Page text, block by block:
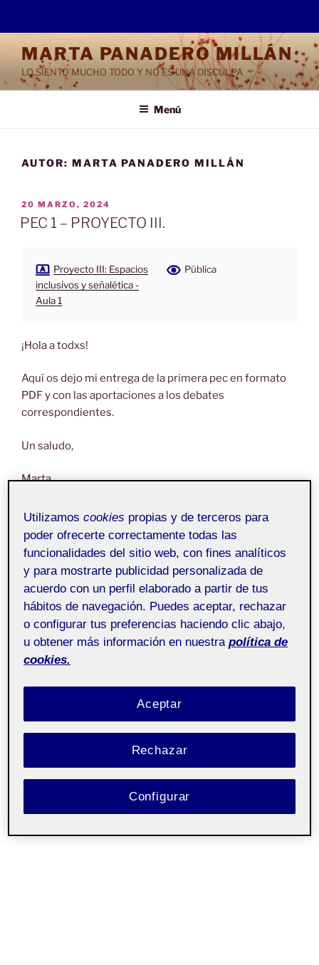
contenido
MARTA PANADERO MILLÁN
LO SIENTO MUCHO TODO Y NO ES UNA DISCULPA
Menú
AUTOR: MARTA PANADERO MILLÁN
PUBLICADO
EL
20 MARZO, 2024
PEC 1 – PROYECTO III.
Proyecto III: Espacios
inclusivos y señalética -
Aula 1
Pública
¡Hola a todxs!
Aquí os dejo mi entrega de la primera pec en formato
PDF y con las aportaciones a los debates
correspondientes.
Un saludo,
Marta
Utilizamoscookies propias y de terceros para
poder ofrecerte correctamente todas las
funcionalidades del sitio web, con fines analíticos
y para mostrarte publicidad personalizada de
acuerdo con un perfil elaborado a partir de tus
hábitos de navegación. Puedes aceptar, rechazar
o configurar tus preferencias haciendo clic abajo,
u obtener más información en nuestra política de
cookies.
Rechazar
Aceptar
Configurar